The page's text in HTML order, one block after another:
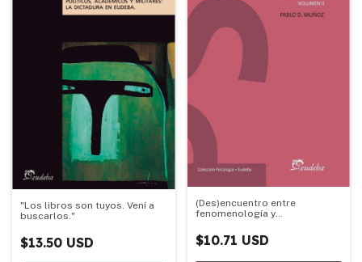
"Los libros son tuyos. Vení a
buscarlos."
$13.50 USD
(Des)encuentro entre
fenomenología y
$10.71 USD